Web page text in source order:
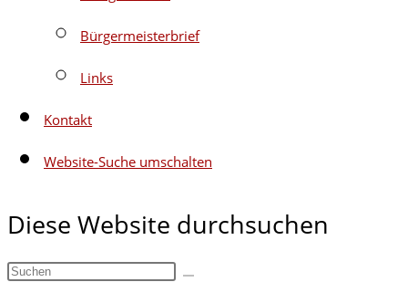
Bürgermeisterbrief
Links
Kontakt
Website-Suche umschalten
Diese Website durchsuchen